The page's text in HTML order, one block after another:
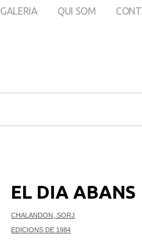
GALERIA QUI SOM
EL DIA ABANS
CHALANDON, SORJ
EDICIONS DE 1984